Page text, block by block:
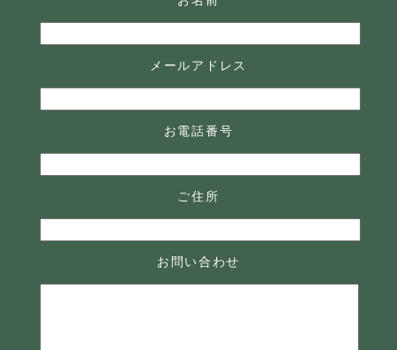
メールアドレス
お電話番号
ご住所
お問い合わせ